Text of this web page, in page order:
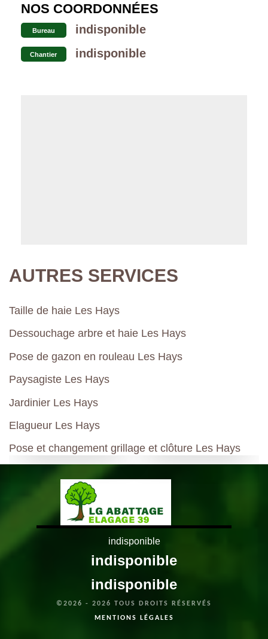
NOS COORDONNÉES
Bureau indisponible
Chantier indisponible
AUTRES SERVICES
Taille de haie Les Hays
Dessouchage arbre et haie Les Hays
Pose de gazon en rouleau Les Hays
Paysagiste Les Hays
Jardinier Les Hays
Elagueur Les Hays
Pose et changement grillage et clôture Les Hays
indisponible
indisponible
indisponible
©2026 - 2026 TOUS DROITS RÉSERVÉS
MENTIONS LÉGALES